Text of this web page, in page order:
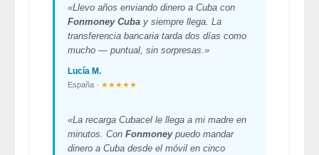
«Llevo años enviando dinero a Cuba con
Fonmoney Cuba y siempre llega. La
transferencia bancaria tarda dos días como
mucho — puntual, sin sorpresas.»
Lucía M.
España · ★★★★★
«La recarga Cubacel le llega a mi madre en
minutos. Con Fonmoneypuedo mandar
dinero a Cuba desde el móvil en cinco